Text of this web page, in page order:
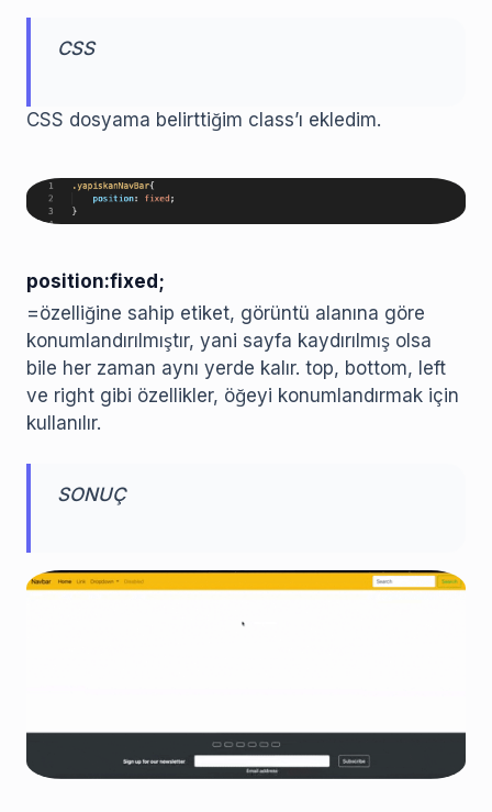
CSS
CSS dosyama belirttiğim class’ı ekledim.
position:fixed;
=özelliğine sahip etiket, görüntü alanına göre
konumlandırılmıştır, yani sayfa kaydırılmış olsa
bile her zaman aynı yerde kalır. top, bottom, left
ve right gibi özellikler, öğeyi konumlandırmak için
kullanılır.
SONUÇ